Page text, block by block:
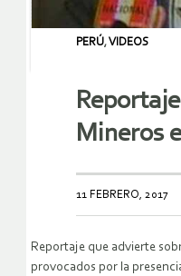
PERÚ,VIDEOS
Mineros
11 FEBRERO, 2017
Reportaje que advierte
provocados por la